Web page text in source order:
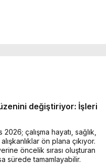
değiştiriyor: İşleri
çalışma hayatı, sağlık,
ön plana çıkıyor.
öncelik sırası oluşturan
sürede tamamlayabilir.